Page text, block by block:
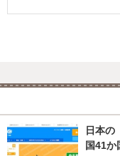
日本の
国41か